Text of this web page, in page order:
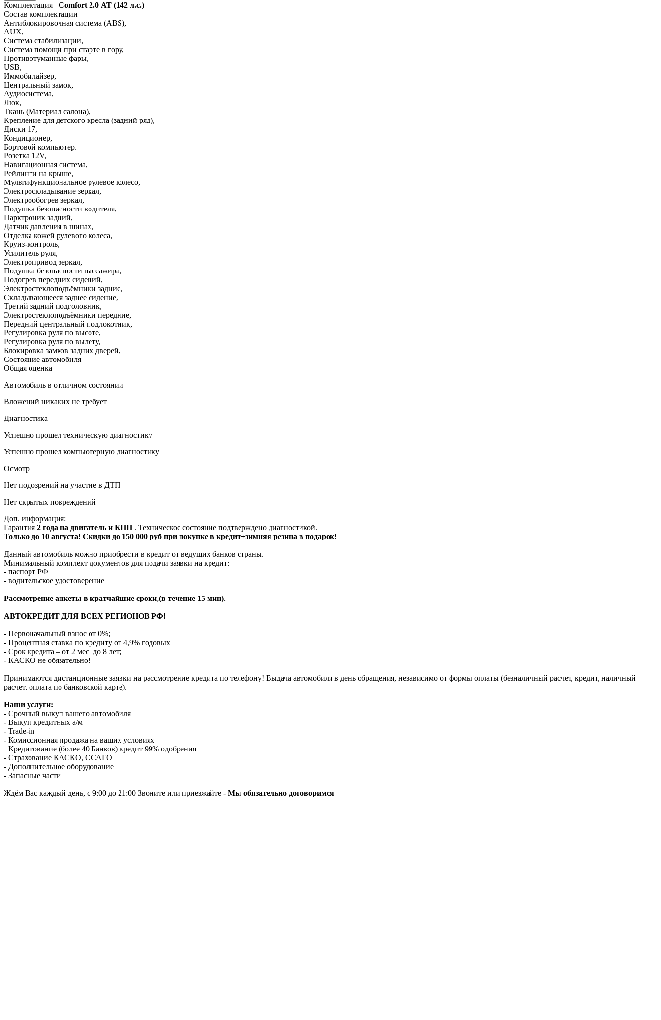
Комплектация Comfort 2.0 АТ (142 л.с.)
Состав комплектации
Антиблокировочная система (ABS),
AUX,
Система стабилизации,
Система помощи при старте в гору,
Противотуманные фары,
USB,
Иммобилайзер,
Центральный замок,
Аудиосистема,
Люк,
Ткань (Материал салона),
Крепление для детского кресла (задний ряд),
Диски 17,
Кондиционер,
Бортовой компьютер,
Розетка 12V,
Навигационная система,
Рейлинги на крыше,
Мультифункциональное рулевое колесо,
Электроскладывание зеркал,
Электрообогрев зеркал,
Подушка безопасности водителя,
Парктроник задний,
Датчик давления в шинах,
Отделка кожей рулевого колеса,
Круиз-контроль,
Усилитель руля,
Электропривод зеркал,
Подушка безопасности пассажира,
Подогрев передних сидений,
Электростеклоподъёмники задние,
Складывающееся заднее сидение,
Третий задний подголовник,
Электростеклоподъёмники передние,
Передний центральный подлокотник,
Регулировка руля по высоте,
Регулировка руля по вылету,
Блокировка замков задних дверей,
Состояние автомобиля
Общая оценка
Автомобиль в отличном состоянии
Вложений никаких не требует
Диагностика
Успешно прошел техническую диагностику
Успешно прошел компьютерную диагностику
Осмотр
Нет подозрений на участие в ДТП
Нет скрытых повреждений
Доп. информация:
Гарантия 2 года на двигатель и КПП . Техническое состояние подтверждено диагностикой.
Только до 10 августа! Скидки до 150 000 руб при покупке в кредит+зимняя резина в подарок!
Данный автомобиль можно приобрести в кредит от ведущих банков страны.
Минимальный комплект документов для подачи заявки на кредит:
- паспорт РФ
- водительское удостоверение
Рассмотрение анкеты в кратчайшие сроки,(в течение 15 мин).
АВТОКРЕДИТ ДЛЯ ВСЕХ РЕГИОНОВ РФ!
- Первоначальный взнос от 0%;
- Процентная ставка по кредиту от 4,9% годовых
- Срок кредита – от 2 мес. до 8 лет;
- КАСКО не обязательно!
Принимаются дистанционные заявки на рассмотрение кредита по телефону! Выдача автомобиля в день обращения, независимо от формы оплаты (безналичный расчет, кредит, наличный
расчет, оплата по банковской карте).
Наши услуги:
- Срочный выкуп вашего автомобиля
- Выкуп кредитных а/м
- Trade-in
- Комиссионная продажа на ваших условиях
- Кредитование (более 40 Банков) кредит 99% одобрения
- Страхование КАСКО, ОСАГО
- Дополнительное оборудование
- Запасные части
Ждём Вас каждый день, с 9:00 до 21:00 Звоните или приезжайте - Мы обязательно договоримся